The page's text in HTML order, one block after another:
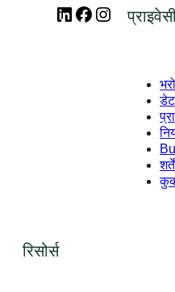
LinkedInFacebook
Instagram
रिसोर्स